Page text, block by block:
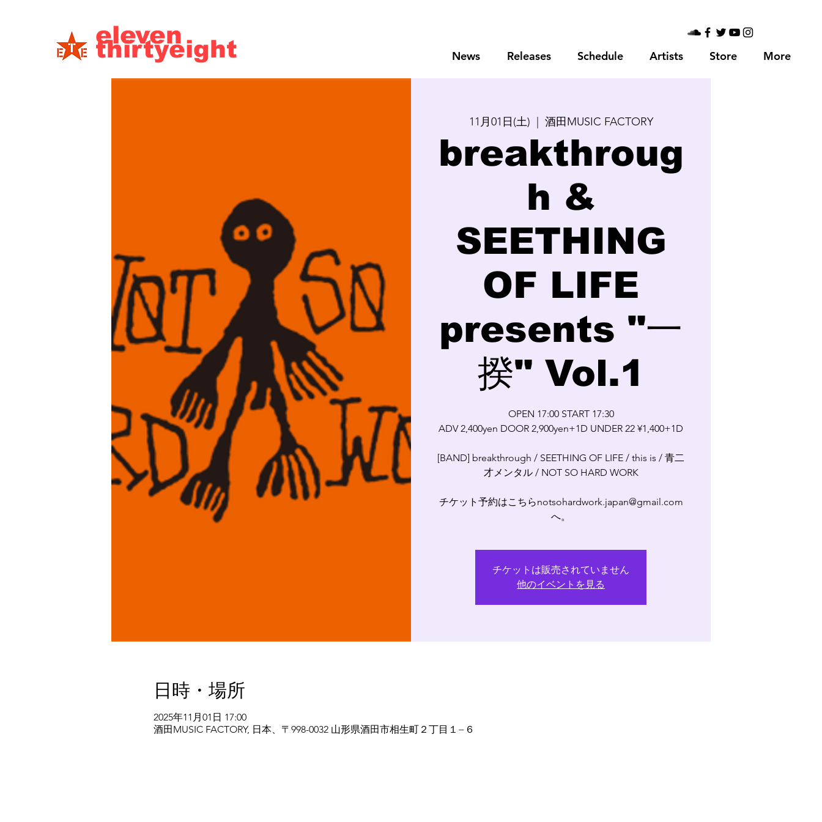
thirtyeight
eleven
News Releases Schedule Artists Store More
11月01日(土) 酒田MUSIC FACTORY
breakthroug
h &
SEETHING
OF LIFE
presents "一
揆" Vol.1
OPEN 17:00 START 17:30
ADV 2,400yen DOOR 2,900yen+1D UNDER 22 ¥1,400+1D
[BAND] breakthrough / SEETHING OF LIFE / this is / 青二
才メンタル / NOT SO HARD WORK
チケット予約はこちらnotsohardwork.japan@gmail.com
へ。
チケットは販売されていません
他のイベントを見る
日時・場所
2025年11月01日 17:00
酒田MUSIC FACTORY, 日本、〒998-0032 山形県酒田市相生町２丁目１−６